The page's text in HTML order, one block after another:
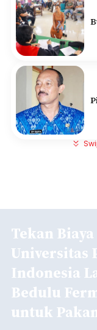
Tekan
Universitas
Indonesia
Bedulu
untuk